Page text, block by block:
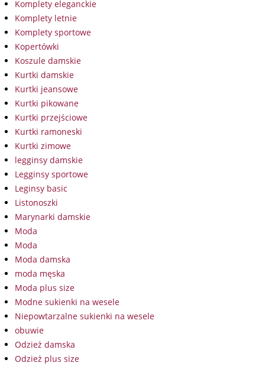
Komplety eleganckie
Komplety letnie
Komplety sportowe
Kopertówki
Koszule damskie
Kurtki damskie
Kurtki jeansowe
Kurtki pikowane
Kurtki przejściowe
Kurtki ramoneski
Kurtki zimowe
legginsy damskie
Legginsy sportowe
Leginsy basic
Listonoszki
Marynarki damskie
Moda
Moda
Moda damska
moda męska
Moda plus size
Modne sukienki na wesele
Niepowtarzalne sukienki na wesele
obuwie
Odzież damska
Odzież plus size